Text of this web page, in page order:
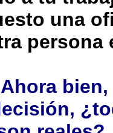
una
persona